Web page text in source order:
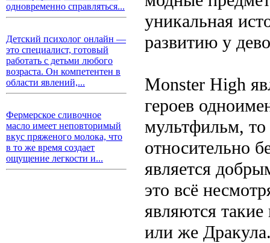
одновременно справляться...
Детский психолог онлайн —
это специалист, готовый
работать с детьми любого
возраста. Он компетентен в
области явлений,...
Фермерское сливочное
масло имеет неповторимый
вкус пряженого молока, что
в то же время создает
ощущение легкости и...
уникальная
развитию у
Monster High
героев
мультфильм, то
относительно
является
это всё
являются
или же